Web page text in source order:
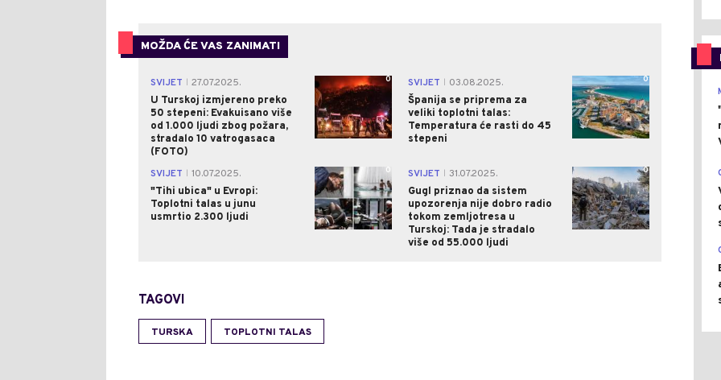
MOŽDA ĆE VAS ZANIMATI
SVIJET
27.07.2025.
U Turskoj izmjereno preko
50 stepeni: Evakuisano više
od 1.000 ljudi zbog požara,
stradalo 10 vatrogasaca
(FOTO)
0 SVIJET
03.08.2025.
Španija se priprema za
veliki toplotni talas:
Temperatura će rasti do 45
stepeni
0
SVIJET
10.07.2025.
"Tihi ubica" u Evropi:
Toplotni talas u junu
usmrtio 2.300 ljudi
0 SVIJET
31.07.2025.
Gugl priznao da sistem
upozorenja nije dobro radio
tokom zemljotresa u
Turskoj: Tada je stradalo
više od 55.000 ljudi
0
TAGOVI
TURSKA TOPLOTNI TALAS